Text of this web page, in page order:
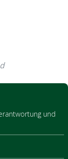
und